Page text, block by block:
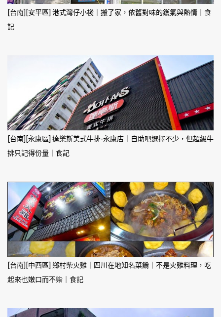
[台南][安平區] 港式灣仔小棧｜搬了家，依舊對味的鑊氣與熱情｜食
記
[台南][永康區] 達樂斯美式牛排-永康店｜自助吧選擇不少，但超級牛
排只記得份量｜食記
[台南][中西區] 鄉村柴火雞｜四川在地知名菜餚｜不是火雞料理，吃
起來也嫩口而不柴｜食記